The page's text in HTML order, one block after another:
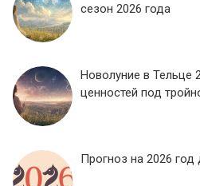
сезон 2026 года
Новолуние в Тельце
ценностей под
Прогноз на 2026 год